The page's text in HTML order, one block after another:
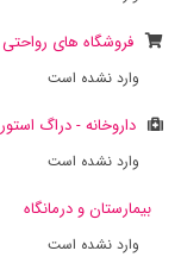
فروشگاه های رواحتی
وارد نشده است
داروخانه - دراگ استور
وارد نشده است
بیمارستان و درمانگاه
وارد نشده است